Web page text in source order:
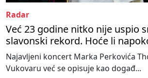
Radar
Već 23 godine nitko nije uspio
slavonski rekord. Hoće li
Najavljeni koncert Marka Perkovića
Vukovaru već se opisuje kao događ...